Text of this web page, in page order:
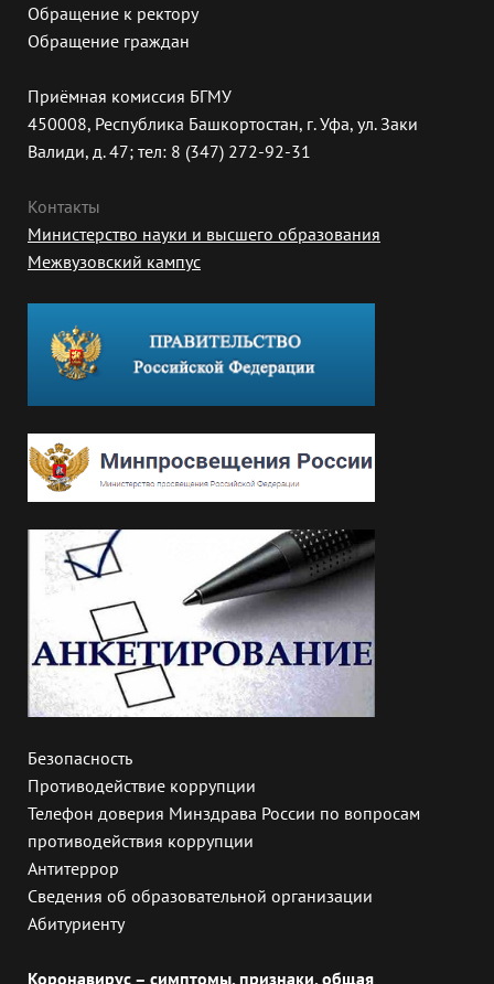
Обращение к ректору
Обращение граждан
Приёмная комиссия БГМУ
450008, Республика Башкортостан, г. Уфа, ул. Заки
Валиди, д. 47; тел: 8 (347) 272-92-31
Контакты
Министерство науки и высшего образования
Межвузовский кампус
Безопасность
Противодействие коррупции
Телефон доверия Минздрава России по вопросам
противодействия коррупции
Антитеррор
Сведения об образовательной организации
Абитуриенту
Коронавирус – симптомы, признаки, общая